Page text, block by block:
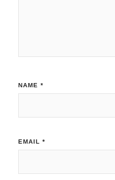
NAME *
EMAIL *